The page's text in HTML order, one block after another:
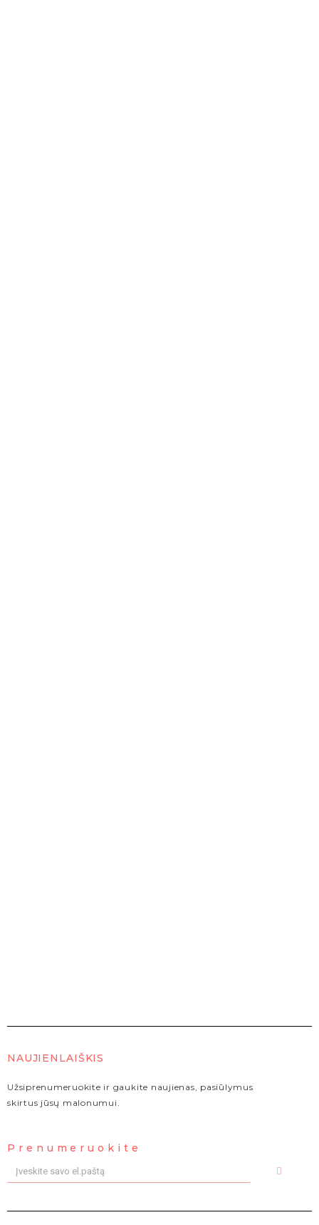
NAUJIENLAIŠKIS
Užsiprenumeruokite ir gaukite naujienas, pasiūlymus
skirtus jūsų malonumui.
Prenumeruokite